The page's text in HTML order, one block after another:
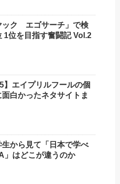
ック エゴサーチ」で検
1位を目指す奮闘記 Vol.2
】エイプリルフールの個
面白かったネタサイトま
生から見て「日本で学べ
」はどこが違うのか